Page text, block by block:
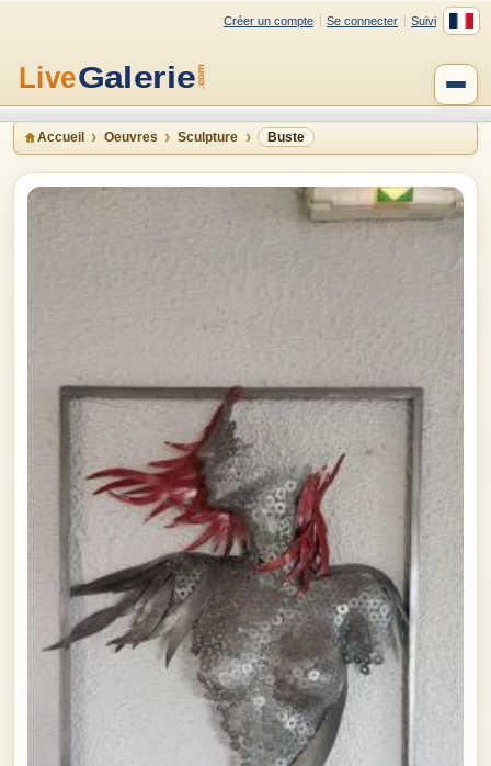
Créer un compte Se connecter Suivi
Accueil Oeuvres Sculpture Buste